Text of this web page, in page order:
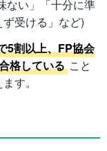
ない」「十分に準
受ける」など)
5割以上、FP協会
格している こと
す。